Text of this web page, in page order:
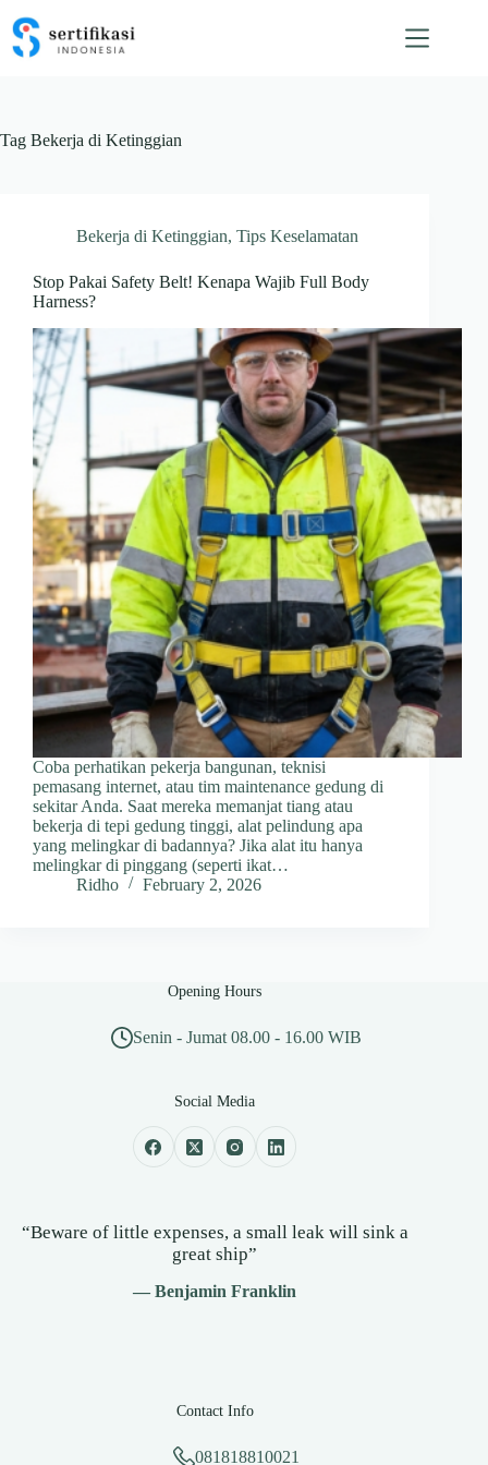
content
Tag Bekerja di Ketinggian
Bekerja di Ketinggian, Tips Keselamatan
Stop Pakai Safety Belt! Kenapa Wajib Full Body
Harness?
Coba perhatikan pekerja bangunan, teknisi
pemasang internet, atau tim maintenance gedung di
sekitar Anda. Saat mereka memanjat tiang atau
bekerja di tepi gedung tinggi, alat pelindung apa
yang melingkar di badannya? Jika alat itu hanya
melingkar di pinggang (seperti ikat…
Ridho
February 2, 2026
Opening Hours
Senin - Jumat 08.00 - 16.00 WIB
Social Media
“Beware of little expenses, a small leak will sink a
great ship”
— Benjamin Franklin
Contact Info
081818810021